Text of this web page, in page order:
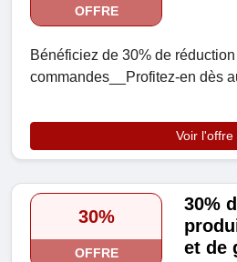
OFFRE
Bénéficiez de 30% de
commandes__Profitez-en dès
Voir l'offre
30%
OFFRE
30%
et de